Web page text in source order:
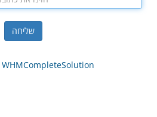
שליחה
WHMCompleteSolution